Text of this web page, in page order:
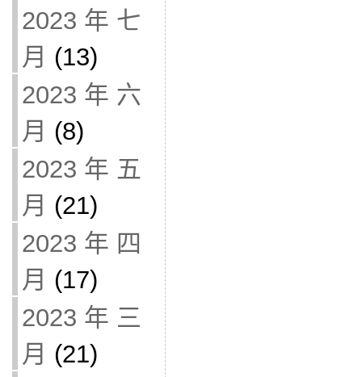
2023 年 七
月 (13)
2023 年 六
月 (8)
2023 年 五
月 (21)
2023 年 四
月 (17)
2023 年 三
月 (21)